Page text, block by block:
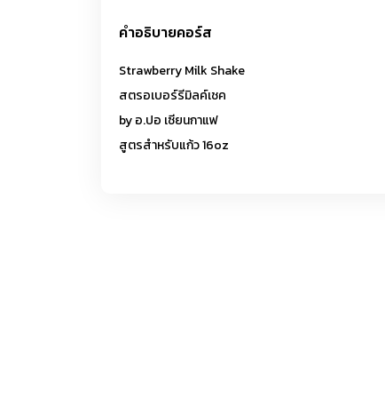
คำอธิบายคอร์ส
Strawberry Milk Shake
สตรอเบอร์รีมิลค์เชค
by อ.ปอ เซียนกาแฟ
สูตรสำหรับแก้ว 16oz